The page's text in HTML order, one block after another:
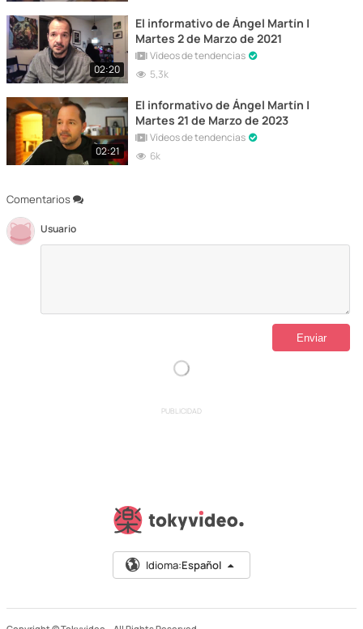
Comentarios
Usuario
02:20
El informativo de Ángel Martín |
Martes 2 de Marzo de 2021
Vídeos de tendencias
5,3k
02:21
El informativo de Ángel Martín |
Martes 21 de Marzo de 2023
Vídeos de tendencias
6k
PUBLICIDAD
Idioma:Español